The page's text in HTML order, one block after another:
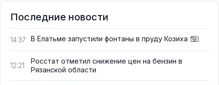
Последние новости
14:37 В Елатьме запустили фонтаны в пруду Козиха
12:21
Росстат отметил снижение цен на бензин в
Рязанской области